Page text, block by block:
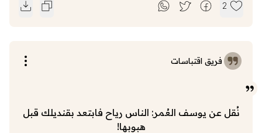
2
فريق اقتباسات
نُقل عن يوسف العُمر: الناس رياح فابتعد بقنديلك قبل
هبوبها!